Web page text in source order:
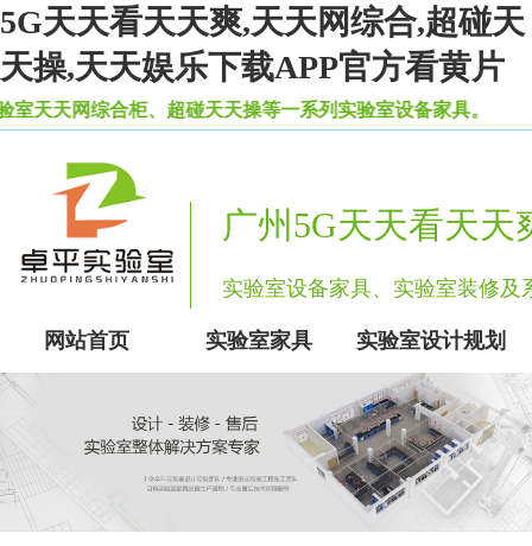
5G天天看天天爽,天天网综合,超碰天
天操,天天娱乐下载APP官方看黄片
综合柜、超碰天天操等一系列实验室设备家具。
广州5G天天看天
实验室设备家具、实验室装修
网站首页 实验室家具 实验室设计规划